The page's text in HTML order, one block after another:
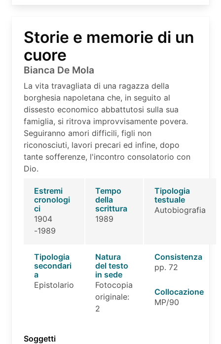
Storie e memorie di un
cuore
Bianca De Mola
La vita travagliata di una ragazza della
borghesia napoletana che, in seguito al
dissesto economico abbattutosi sulla sua
famiglia, si ritrova improvvisamente povera.
Seguiranno amori difficili, figli non
riconosciuti, lavori precari ed infine, dopo
tante sofferenze, l'incontro consolatorio con
Dio.
Estremi
cronologi
ci
1904
-1989
Tempo
della
scrittura
1989
Tipologia
testuale
Autobiografia
Tipologia
secondari
a
Epistolario
Natura
del testo
in sede
Fotocopia
originale:
2
Consistenza
pp. 72
Collocazione
MP/90
Soggetti